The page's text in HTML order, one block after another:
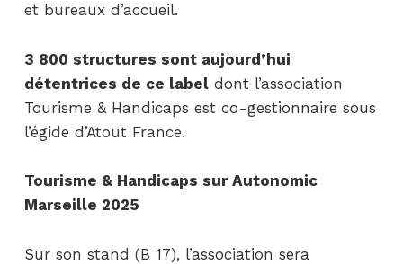
et bureaux d’accueil.
3 800 structures sont aujourd’hui
détentrices de ce labeldont l’association
Tourisme & Handicaps est co-gestionnaire sous
l’égide d’Atout France.
Tourisme & Handicaps sur Autonomic
Marseille 2025
Sur son stand (B 17), l’association sera